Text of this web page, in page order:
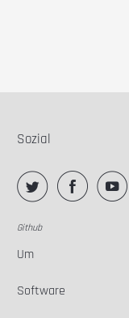
Sozial
Github
Um
Software